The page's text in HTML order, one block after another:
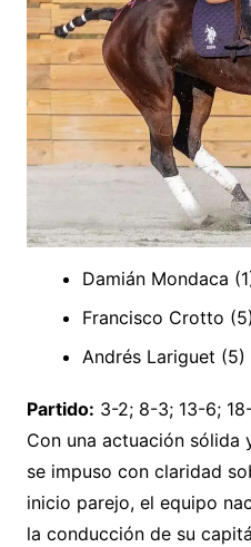
Damián Mondaca
Francisco Crotto
Andrés Lariguet (5)
Partido: 3-2; 8-3; 13-6;
Con una actuación sólida
se impuso con claridad
inicio parejo, el equipo
la conducción de su